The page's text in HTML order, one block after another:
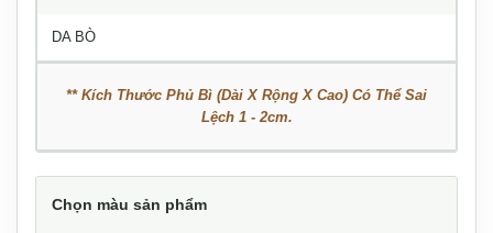
DA BÒ
** Kích Thước Phủ Bì (Dài X Rộng X Cao) Có Thể Sai
Lệch 1 - 2cm.
Chọn màu sản phẩm